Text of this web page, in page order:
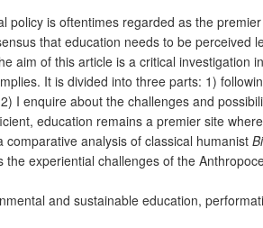
policy is oftentimes regarded as the
that education needs to be
aim of this article is a critical
It is divided into three parts: 1)
I enquire about the challenges and
education remains a premier site
analysis of classical humanist
experiential challenges of the
and sustainable education,